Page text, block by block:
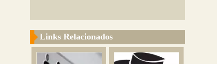
Links Relacionados